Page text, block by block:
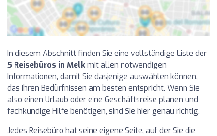
In diesem Abschnitt finden Sie eine vollständige Liste der
5 Reisebüros in Melkmit allen notwendigen
Informationen, damit Sie dasjenige auswählen können,
das Ihren Bedürfnissen am besten entspricht. Wenn Sie
also einen Urlaub oder eine Geschäftsreise planen und
fachkundige Hilfe benötigen, sind Sie hier genau richtig.
Jedes Reisebüro hat seine eigene Seite, auf der Sie die